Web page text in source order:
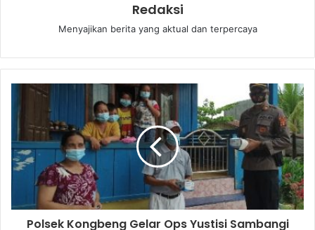
Redaksi
Menyajikan berita yang aktual dan terpercaya
Polsek Kongbeng Gelar Ops Yustisi Sambangi